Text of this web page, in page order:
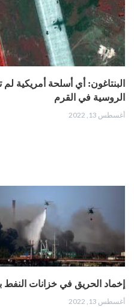
البنتاغون: أي أسلحة أمريكية
الروسية في القرم
أغسطس 13, 2022
إخماد الحريق في خزانات النفط
أغسطس 13, 2022